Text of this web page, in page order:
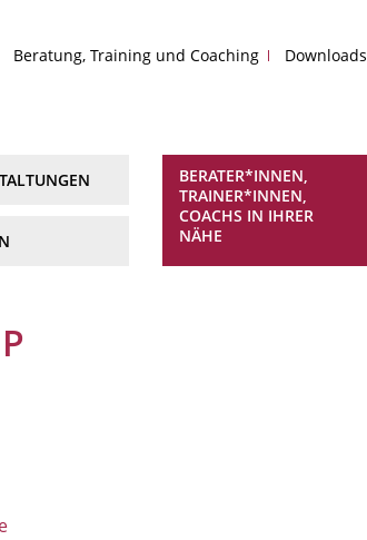
Beratung, Training und Coaching Downloads
BERATER*INNEN,
TRAINER*INNEN,
COACHS IN IHRER
NÄHE